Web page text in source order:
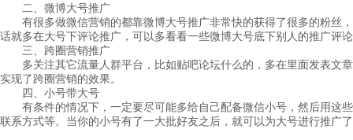
二、微博大号推广
有很多做微信营销的都靠微博大号推广非常快的获得了很多的粉丝
话就多在大号下评论推广，可以多看看一些微博大号底下别人的推广评
三、跨圈营销推广
多关注其它流量人群平台，比如贴吧论坛什么的，多在里面发表文
实现了跨圈营销的效果。
四、小号带大号
有条件的情况下，一定要尽可能多给自己配备微信小号，然后用这
联系方式等。当你的小号有了一大批好友之后，就可以为大号进行推广